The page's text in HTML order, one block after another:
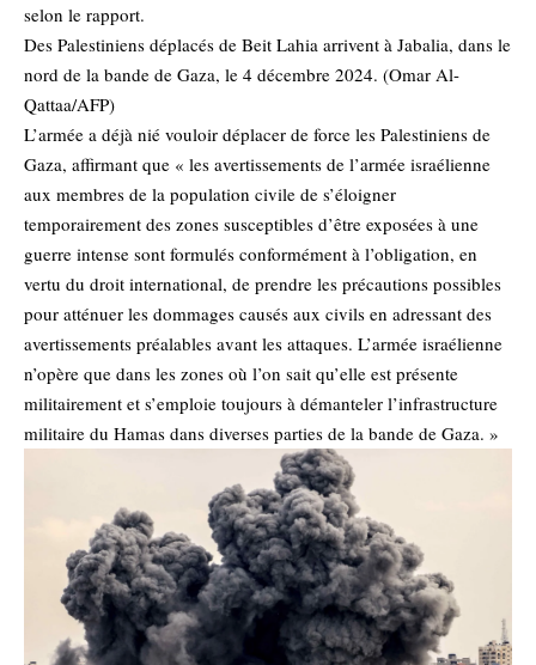
selon le rapport.
Des Palestiniens déplacés de Beit Lahia arrivent à Jabalia, dans le
nord de la bande de Gaza, le 4 décembre 2024. (Omar Al-
Qattaa/AFP)
L’armée a déjà nié vouloir déplacer de force les Palestiniens de
Gaza, affirmant que « les avertissements de l’armée israélienne
aux membres de la population civile de s’éloigner
temporairement des zones susceptibles d’être exposées à une
guerre intense sont formulés conformément à l’obligation, en
vertu du droit international, de prendre les précautions possibles
pour atténuer les dommages causés aux civils en adressant des
avertissements préalables avant les attaques. L’armée israélienne
n’opère que dans les zones où l’on sait qu’elle est présente
militairement et s’emploie toujours à démanteler l’infrastructure
militaire du Hamas dans diverses parties de la bande de Gaza. »